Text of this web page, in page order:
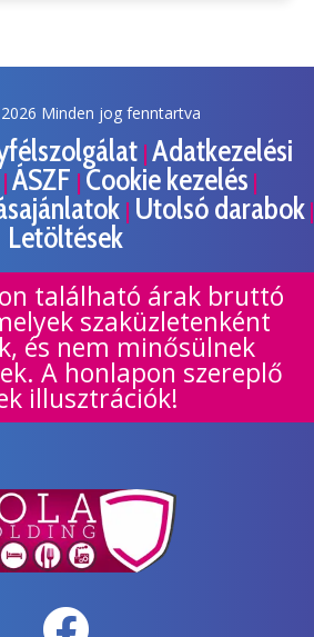
2026 Minden jog fenntartva
| Adatkezelési
| ÁSZF | Cookie kezelés |
| Utolsó darabok|
Letöltések
található árak bruttó
szaküzletenként
és nem minősülnek
A honlapon szereplő
illusztrációk!